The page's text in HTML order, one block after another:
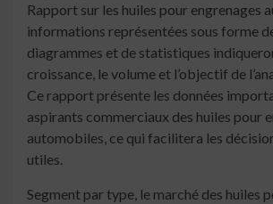
Rapport sur les huiles pour engrenages
informations représentées sous forme
diagrammes et de statistiques
croissance, le volume et l’objectif de
Ce rapport présente les données
aspirants commerciaux des huiles pour
automobiles, ce qui facilitera les
utiles.
Segment par type, le marché des huiles